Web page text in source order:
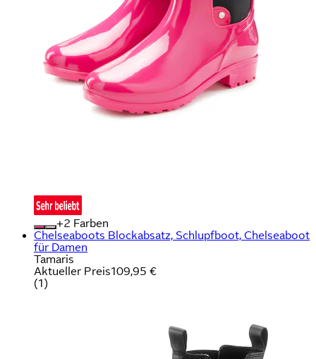
+
Farben
Chelseaboots Blockabsatz, Schlupfboot, Chelseaboot
für Damen
Tamaris
Aktueller Preis109,95 €
(1)